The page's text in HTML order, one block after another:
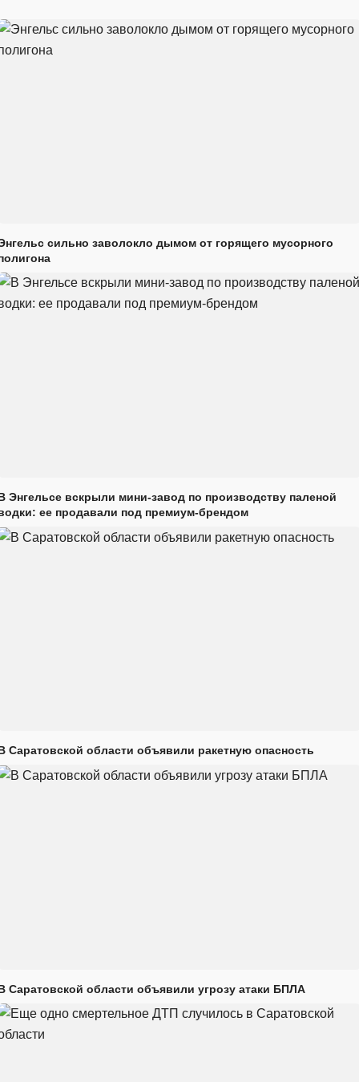
сильно заволокло дымом от горящего мусорного
Энгельсе вскрыли мини-завод по производству паленой
ее продавали под премиум-брендом
Саратовской области объявили ракетную опасность
Саратовской области объявили угрозу атаки БПЛА